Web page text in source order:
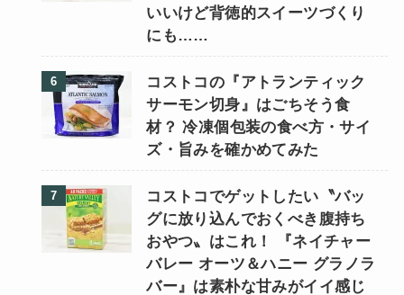
いいけど背徳的スイーツづくり
にも……
コストコの『アトランティック
サーモン切身』はごちそう食
材？ 冷凍個包装の食べ方・サイ
ズ・旨みを確かめてみた
コストコでゲットしたい〝バッ
グに放り込んでおくべき腹持ち
おやつ〟はこれ！ 『ネイチャー
バレー オーツ＆ハニー グラノラ
バー』は素朴な甘みがイイ感じ